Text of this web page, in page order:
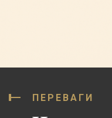
ПЕРЕВАГИ